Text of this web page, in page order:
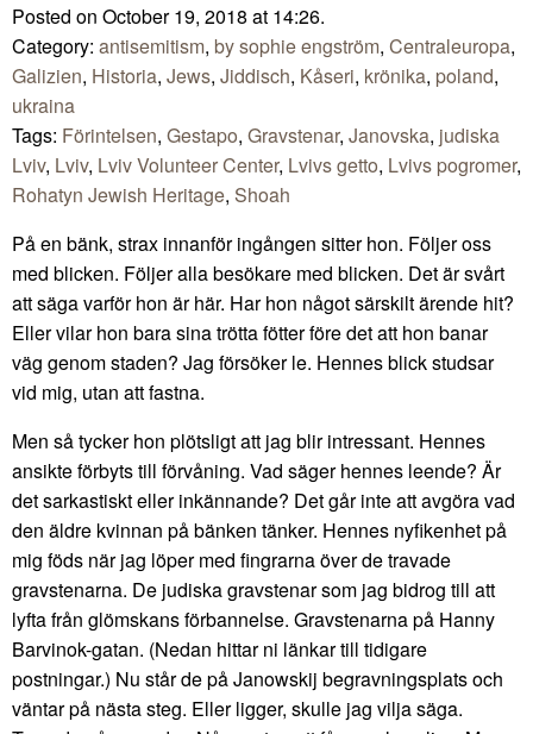
Posted on October 19, 2018 at 14:26.
Category: antisemitism, by sophie engström, Centraleuropa,
Galizien, Historia, Jews, Jiddisch, Kåseri, krönika, poland,
ukraina
Tags: Förintelsen, Gestapo, Gravstenar, Janovska, judiska
Lviv, Lviv, Lviv Volunteer Center, Lvivs getto, Lvivs pogromer,
Rohatyn Jewish Heritage, Shoah
På en bänk, strax innanför ingången sitter hon. Följer oss
med blicken. Följer alla besökare med blicken. Det är svårt
att säga varför hon är här. Har hon något särskilt ärende hit?
Eller vilar hon bara sina trötta fötter före det att hon banar
väg genom staden? Jag försöker le. Hennes blick studsar
vid mig, utan att fastna.
Men så tycker hon plötsligt att jag blir intressant. Hennes
ansikte förbyts till förvåning. Vad säger hennes leende? Är
det sarkastiskt eller inkännande? Det går inte att avgöra vad
den äldre kvinnan på bänken tänker. Hennes nyfikenhet på
mig föds när jag löper med fingrarna över de travade
gravstenarna. De judiska gravstenar som jag bidrog till att
lyfta från glömskans förbannelse. Gravstenarna på Hanny
Barvinok-gatan. (Nedan hittar ni länkar till tidigare
postningar.) Nu står de på Janowskij begravningsplats och
väntar på nästa steg. Eller ligger, skulle jag vilja säga.